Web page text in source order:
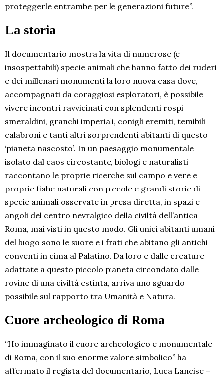
proteggerle entrambe per le generazioni future”.
La storia
Il documentario mostra la vita di numerose (e
insospettabili) specie animali che hanno fatto dei ruderi
e dei millenari monumenti la loro nuova casa dove,
accompagnati da coraggiosi esploratori, è possibile
vivere incontri ravvicinati con splendenti rospi
smeraldini, granchi imperiali, conigli eremiti, temibili
calabroni e tanti altri sorprendenti abitanti di questo
‘pianeta nascosto’. In un paesaggio monumentale
isolato dal caos circostante, biologi e naturalisti
raccontano le proprie ricerche sul campo e vere e
proprie fiabe naturali con piccole e grandi storie di
specie animali osservate in presa diretta, in spazi e
angoli del centro nevralgico della civiltà dell’antica
Roma, mai visti in questo modo. Gli unici abitanti umani
del luogo sono le suore e i frati che abitano gli antichi
conventi in cima al Palatino. Da loro e dalle creature
adattate a questo piccolo pianeta circondato dalle
rovine di una civiltà estinta, arriva uno sguardo
possibile sul rapporto tra Umanità e Natura.
Cuore archeologico di Roma
“Ho immaginato il cuore archeologico e monumentale
di Roma, con il suo enorme valore simbolico” ha
affermato il regista del documentario, Luca Lancise –